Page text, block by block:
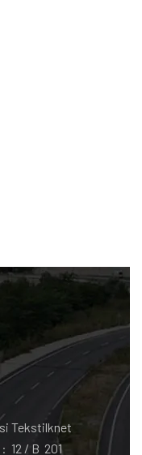
Tekstilknet
12 / B 201